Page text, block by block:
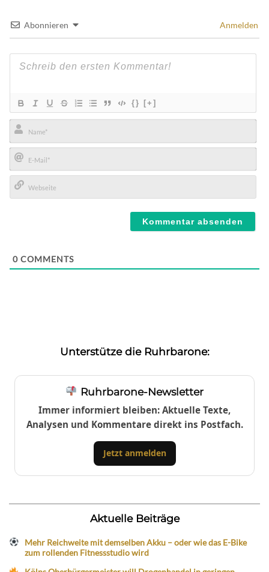
Abonnieren Anmelden
{} [+]
Name*
E-
Mail*
0 COMMENTS
Unterstütze die Ruhrbarone:
Ruhrbarone-Newsletter
Immer informiert bleiben: Aktuelle Texte,
Analysen und Kommentare direkt ins Postfach.
Jetzt anmelden
Aktuelle Beiträge
Mehr Reichweite mit demselben Akku – oder wie das E-Bike
zum rollenden Fitnessstudio wird